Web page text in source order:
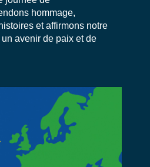
hommage,
et affirmons notre
avenir de paix et de